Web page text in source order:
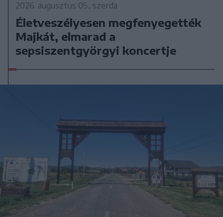
2026. augusztus 05., szerda
Életveszélyesen megfenyegették
Majkát, elmarad a
sepsiszentgyörgyi koncertje